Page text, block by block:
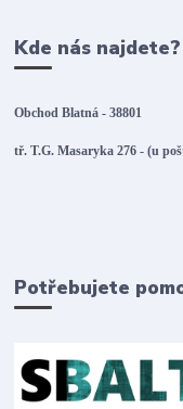
Kde nás najdete?
Obchod Blatná - 38801
tř. T.G. Masaryka 276 - (u
Potřebujete